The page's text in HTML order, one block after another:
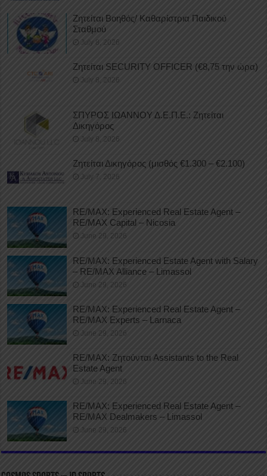
Ζητείται Βοηθός/ Καθαρίστρια Παιδικού
Σταθμού
July 8, 2026
Ζητείται SECURITY OFFICER (€8,75 την ώρα)
July 8, 2026
ΣΠΥΡΟΣ ΙΩΑΝΝΟΥ Δ.Ε.Π.Ε.: Ζητείται
Δικηγόρος
July 8, 2026
Ζητείται Δικηγόρος (μισθός €1.300 – €2.100)
July 7, 2026
RE/MAX: Experienced Real Estate Agent –
RE/MAX Capital – Nicosia
June 29, 2026
RE/MAX: Experienced Estate Agent with Salary
– RE/MAX Alliance – Limassol
June 29, 2026
RE/MAX: Experienced Real Estate Agent –
RE/MAX Experts – Larnaca
June 29, 2026
RE/MAX: Ζητούνται Assistants to the Real
Estate Agent
June 29, 2026
RE/MAX: Experienced Real Estate Agent –
RE/MAX Dealmakers – Limassol
June 29, 2026